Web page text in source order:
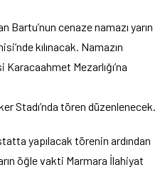
Bartu’nun cenaze namazı yarın
kılınacak. Namazın
Karacaahmet Mezarlığı’na
Stadı’nda tören düzenlenecek.
yapılacak törenin ardından
öğle vakti Marmara İlahiyat